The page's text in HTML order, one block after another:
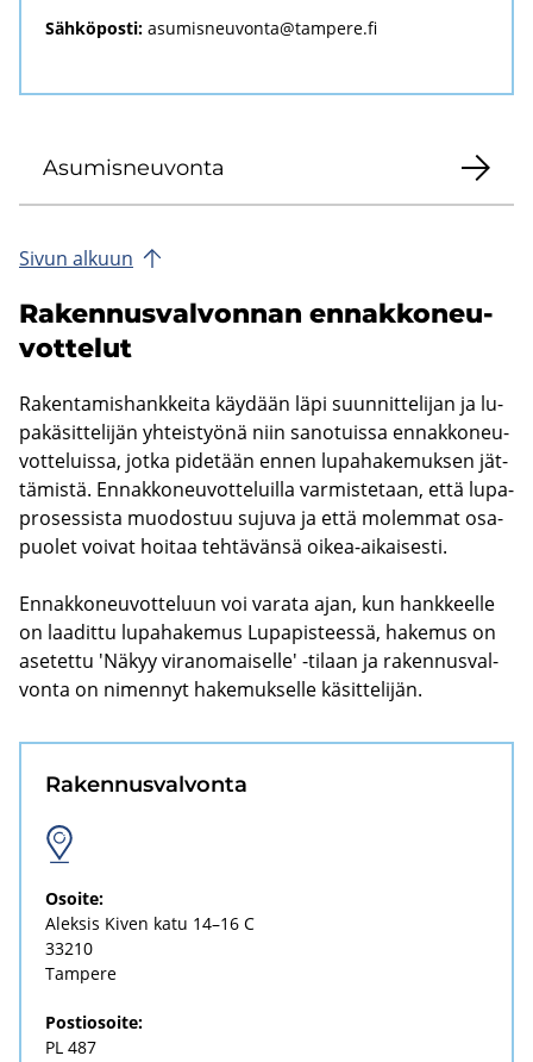
Sähköposti: asumisneuvonta@tampere.fi
Asu­mis­neu­von­ta
Sivun al­kuun
Ra­ken­nus­val­von­nan en­nak­ko­neu­
vot­te­lut
Ra­ken­ta­mis­hank­kei­ta käy­dään läpi suun­nit­te­li­jan ja lu­
pa­kä­sit­te­li­jän yh­teis­työ­nä niin sa­no­tuis­sa en­nak­ko­neu­
vot­te­luis­sa, jotka pi­de­tään ennen lu­pa­ha­ke­muk­sen jät­
tä­mis­tä. En­nak­ko­neu­vot­te­luil­la var­mis­te­taan, että lu­pa­
pro­ses­sis­ta muo­dos­tuu su­ju­va ja että mo­lem­mat os­a­
puo­let voi­vat hoi­taa teh­tä­vän­sä oikea-​aikaisesti.
En­nak­ko­neu­vot­te­luun voi va­ra­ta ajan, kun hank­keel­le
on laa­dit­tu lu­pa­ha­ke­mus Lu­pa­pis­tees­sä, ha­ke­mus on
ase­tet­tu 'Näkyy vi­ran­omai­sel­le' -​tilaan ja ra­ken­nus­val­
von­ta on ni­men­nyt ha­ke­muk­sel­le kä­sit­te­li­jän.
Ra­ken­nus­val­von­ta
Osoi­te:
Alek­sis Kiven katu 14–16 C
33210
Tam­pe­re
Pos­tio­soi­te:
PL 487